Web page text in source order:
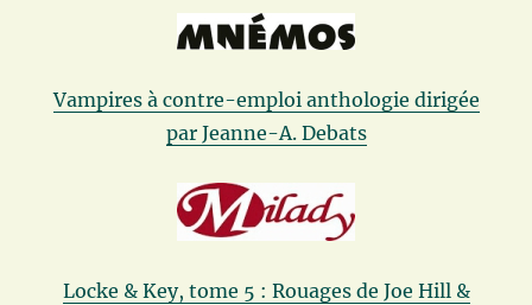
Vampires à contre-emploi anthologie dirigée
par Jeanne-A. Debats
Locke & Key, tome 5 : Rouages de Joe Hill &